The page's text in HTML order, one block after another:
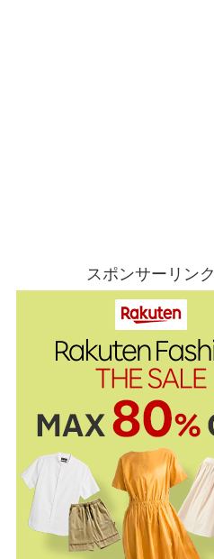
スポンサーリンク